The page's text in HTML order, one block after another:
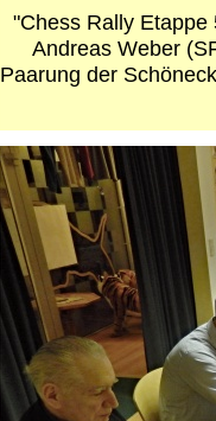
"Chess Rally
Andreas Weber
Paarung der